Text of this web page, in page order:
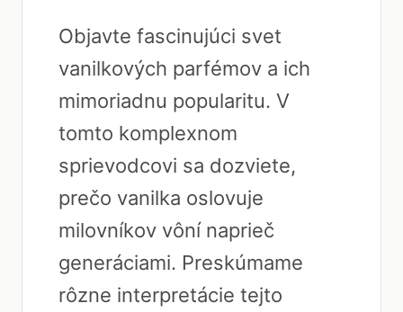
Objavte fascinujúci svet
vanilkových parfémov a ich
mimoriadnu popularitu. V
tomto komplexnom
sprievodcovi sa dozviete,
prečo vanilka oslovuje
milovníkov vôní naprieč
generáciami. Preskúmame
rôzne interpretácie tejto